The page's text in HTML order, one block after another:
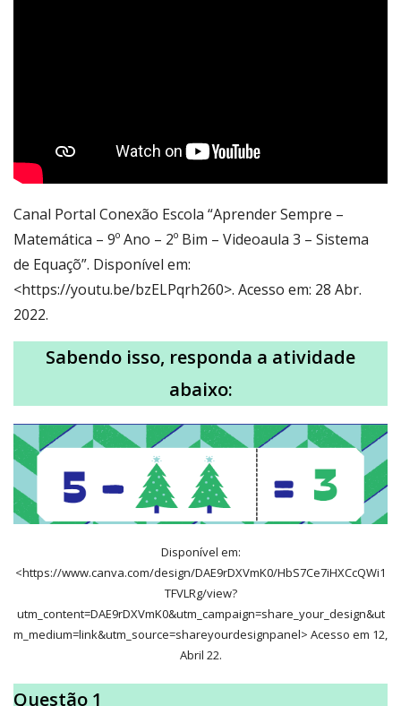
Canal Portal Conexão Escola “Aprender Sempre –
Matemática – 9º Ano – 2º Bim – Videoaula 3 – Sistema
de Equaçõ”. Disponível em:
<https://youtu.be/bzELPqrh260>. Acesso em: 28 Abr.
2022.
Sabendo isso, responda a atividade
abaixo:
Disponível em:
<https://www.canva.com/design/DAE9rDXVmK0/HbS7Ce7iHXCcQWi1
TFVLRg/view?
utm_content=DAE9rDXVmK0&utm_campaign=share_your_design&ut
m_medium=link&utm_source=shareyourdesignpanel> Acesso em 12,
Abril 22.
Questão 1